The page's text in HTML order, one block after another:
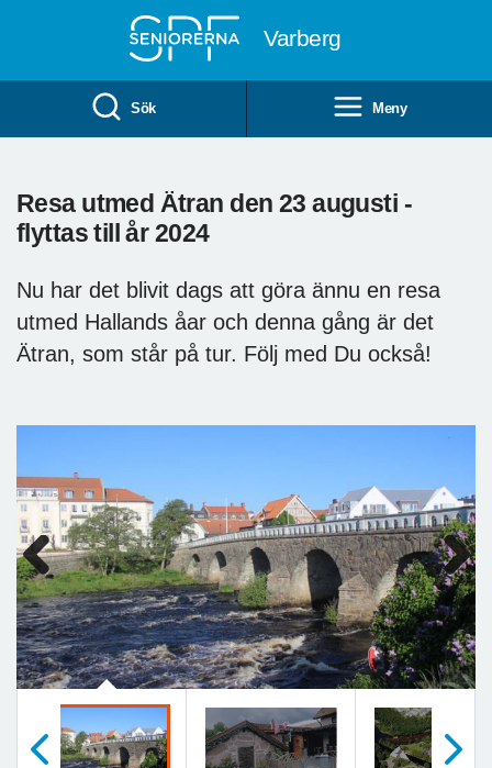
Varberg
Sök Meny
Resa utmed Ätran den 23 augusti -
flyttas till år 2024
Nu har det blivit dags att göra ännu en resa
utmed Hallands åar och denna gång är det
Ätran, som står på tur. Följ med Du också!
Previous Next